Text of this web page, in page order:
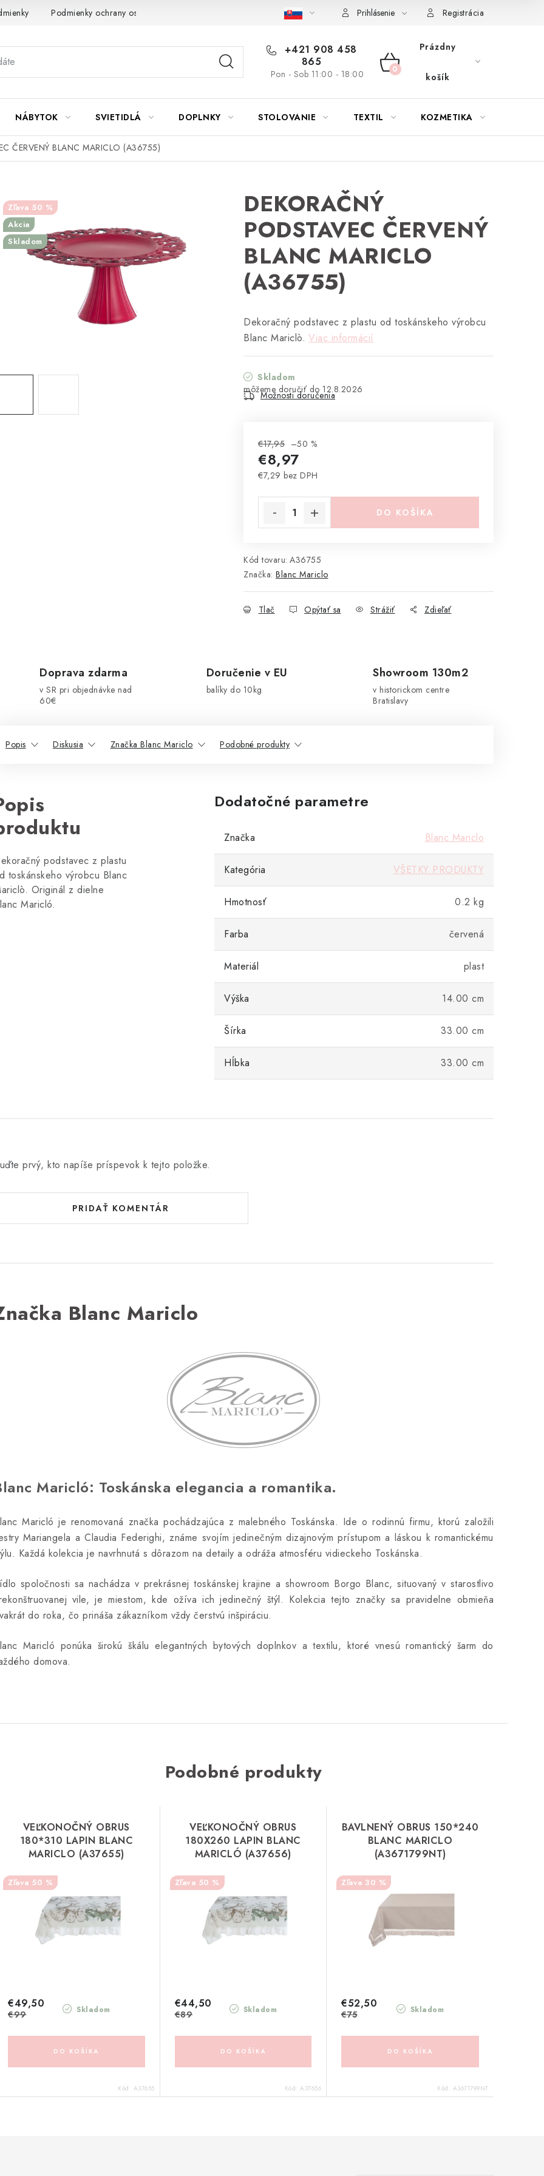
Podmienky ochrany osobných údajov Návod na údržbu nábytku Reklamačný poriadok Pravidlá zliav a akcií
Prihlásenie Registrácia
+421 908 458
865
Pon - Sob 11:00 - 18:00
NÁKUPNÝ
Prázdny
košík
NÁBYTOK SVIETIDLÁ DOPLNKY STOLOVANIE TEXTIL KOZMETIKA
ČERVENÝ BLANC MARICLO (A36755)
DEKORAČNÝ
PODSTAVEC ČERVENÝ
BLANC MARICLO
(A36755)
Dekoračný podstavec z plastu od toskánskeho výrobcu
Blanc Mariclò. Viac informácií
Skladom
12.8.2026
Možnosti doručenia
€17,95 –50 %
€8,97
€7,29 bez DPH
DO KOŠÍKA
Kód tovaru: A36755
Značka: Blanc Mariclo
Tlač Opýtať sa Strážiť Zdieľať
50 %
Akcia
Skladom
Doprava zdarma
v SR pri objednávke nad
60€
Doručenie v EU
balíky do 10kg
Showroom 130m2
v historickom centre
Bratislavy
Popis Diskusia Značka Blanc Mariclo Podobné produkty
podstavec z plastu
toskánskeho výrobcu Blanc
Originál z dielne
Maricló.
Dodatočné parametre
Značka Blanc Mariclo
Kategória VŠETKY PRODUKTY
Hmotnosť 0.2 kg
Farba červená
Materiál plast
Výška 14.00 cm
Šírka 33.00 cm
Hĺbka 33.00 cm
prvý, kto napíše príspevok k tejto položke.
PRIDAŤ KOMENTÁR
Blanc Mariclo
Maricló: Toskánska elegancia a romantika.
Maricló je renomovaná značka pochádzajúca z malebného Toskánska. Ide o rodinnú firmu, ktorú založili
Mariangela a Claudia Federighi, známe svojím jedinečným dizajnovým prístupom a láskou k romantickému
Každá kolekcia je navrhnutá s dôrazom na detaily a odráža atmosféru vidieckeho Toskánska.
spoločnosti sa nachádza v prekrásnej toskánskej krajine a showroom Borgo Blanc, situovaný v starostlivo
vile, je miestom, kde ožíva ich jedinečný štýl. Kolekcia tejto značky sa pravidelne obmieňa
do roka, čo prináša zákazníkom vždy čerstvú inšpiráciu.
Maricló ponúka širokú škálu elegantných bytových doplnkov a textilu, ktoré vnesú romantický šarm do
domova.
Podobné produkty
VEĽKONOČNÝ OBRUS
180*310 LAPIN BLANC
MARICLO (A37655)
50 %
Skladom
€49,50
€99
DO KOŠÍKA
Kód: A37655
VEĽKONOČNÝ OBRUS
180X260 LAPIN BLANC
MARICLÓ (A37656)
50 %
Skladom
€44,50
€89
DO KOŠÍKA
Kód:A37656
BAVLNENÝ OBRUS 150*240
BLANC MARICLO
(A3671799NT)
30 %
Skladom
€52,50
€75
DO KOŠÍKA
Kód: A3671799NT